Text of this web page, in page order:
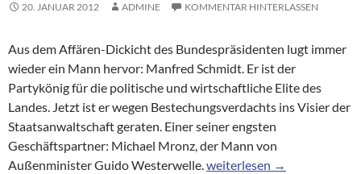
20. JANUAR 2012 ADMINE KOMMENTAR HINTERLASSEN
Aus dem Affären-Dickicht des Bundespräsidenten lugt immer
wieder ein Mann hervor: Manfred Schmidt. Er ist der
Partykönig für die politische und wirtschaftliche Elite des
Landes. Jetzt ist er wegen Bestechungsverdachts ins Visier der
Staatsanwaltschaft geraten. Einer seiner engsten
Geschäftspartner: Michael Mronz, der Mann von
Außenminister Guido Westerwelle.Korruptionsvorwurf gegen
weiterlesen →